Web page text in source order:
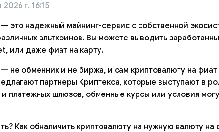
г. 16:15
это надежный майнинг-сервис с собственной
альткоинов. Вы можете выводить
или даже фиат на карту.
— не обменник и не биржа, и сам криптовалюту на
партнеры Криптекса, которые выступают в
платежных шлюзов, обменные курсы или условия
Как обналичить криптовалюту на нужную валюту на